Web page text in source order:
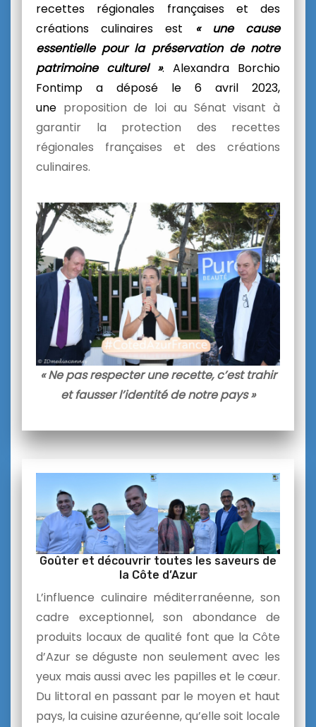
recettes régionales françaises et des
créations culinaires est
« une cause
essentielle pour la préservation de notre
patrimoine culturel ». Alexandra Borchio
Fontimp a déposé le 6 avril 2023,
une proposition de loi au Sénat visant à
garantir la protection des recettes
régionales françaises et des créations
culinaires.
« Ne pas respecter une recette, c’est trahir
et fausser l’identité de notre pays »
Goûter et découvrir toutes les saveurs de
la Côte d’Azur
L’influence culinaire méditerranéenne, son
cadre exceptionnel, son abondance de
produits locaux de qualité font que la Côte
d’Azur se déguste non seulement avec les
yeux mais aussi avec les papilles et le cœur.
Du littoral en passant par le moyen et haut
pays, la cuisine azuréenne, qu’elle soit locale